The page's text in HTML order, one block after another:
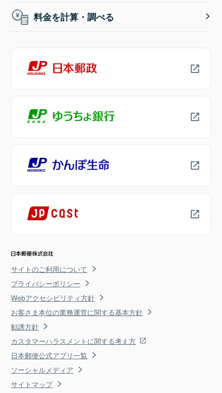
料金を計算・調べる
サイトのご利用について
プライバシーポリシー
Webアクセシビリティ方針
お客さま本位の業務運営に関する基本方針
勧誘方針
カスタマーハラスメントに関する考え方
日本郵便公式アプリ一覧
ソーシャルメディア
サイトマップ